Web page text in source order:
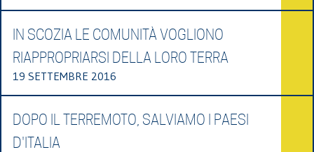
IN SCOZIA LE COMUNITÀ VOGLIONO
RIAPPROPRIARSI DELLA LORO TERRA
19 SETTEMBRE 2016
DOPO IL TERREMOTO, SALVIAMO I PAESI
D'ITALIA